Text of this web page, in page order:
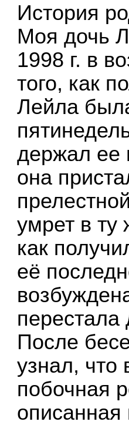
История
Моя дочь
1998 г. в
того, как
Лейла
держал ее
она
умрет в
как
её
После
узнал, что
побочная
описанная